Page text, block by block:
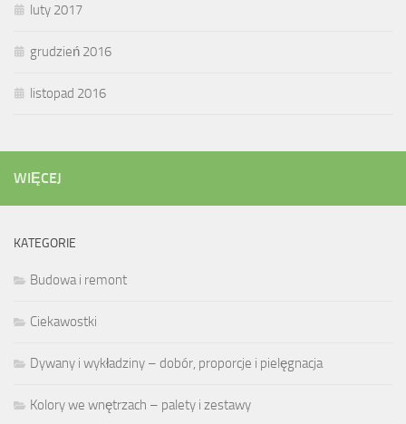
luty 2017
grudzień 2016
listopad 2016
WIĘCEJ
KATEGORIE
Budowa i remont
Ciekawostki
Dywany i wykładziny – dobór, proporcje i pielęgnacja
Kolory we wnętrzach – palety i zestawy